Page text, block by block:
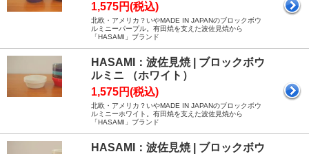
1,575円(税込)
北欧・アメリカ？いやMADE IN JAPANのブロックボウ
ルミニーパープル。有田焼を支えた波佐見焼から
「HASAMI」ブランド
HASAMI：波佐見焼 | ブロックボウ
ルミニ （ホワイト）
1,575円(税込)
北欧・アメリカ？いやMADE IN JAPANのブロックボウ
ルミニーホワイト。有田焼を支えた波佐見焼から
「HASAMI」ブランド
HASAMI：波佐見焼 | ブロックボウ